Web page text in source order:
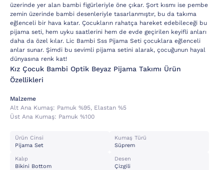
üzerinde yer alan bambi figürleriyle öne çıkar. Şort kısmı ise pembe
zemin üzerinde bambi desenleriyle tasarlanmıştır, bu da takıma
eğlenceli bir hava katar. Çocukların rahatça hareket edebileceği bu
pijama seti, hem uyku saatlerini hem de evde geçirilen keyifli anları
daha da özel kılar. Lic Bambi Sss Pijama Seti çocuklara eğlenceli
anlar sunar. Şimdi bu sevimli pijama setini alarak, çocuğunun hayal
dünyasına renk kat!
Kız Çocuk Bambi Optik Beyaz Pijama Takımı Ürün
Özellikleri
Malzeme
Alt Ana Kumaş: Pamuk %95, Elastan %5
Üst Ana Kumaş: Pamuk %100
Ürün Cinsi
Pijama Set
Kumaş Türü
Süprem
Kalıp
Bikini Bottom
Desen
Çizgili